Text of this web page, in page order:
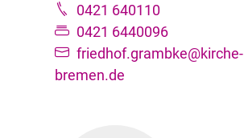
0421 640110
0421 6440096
friedhof.grambke@kirche-
bremen.de